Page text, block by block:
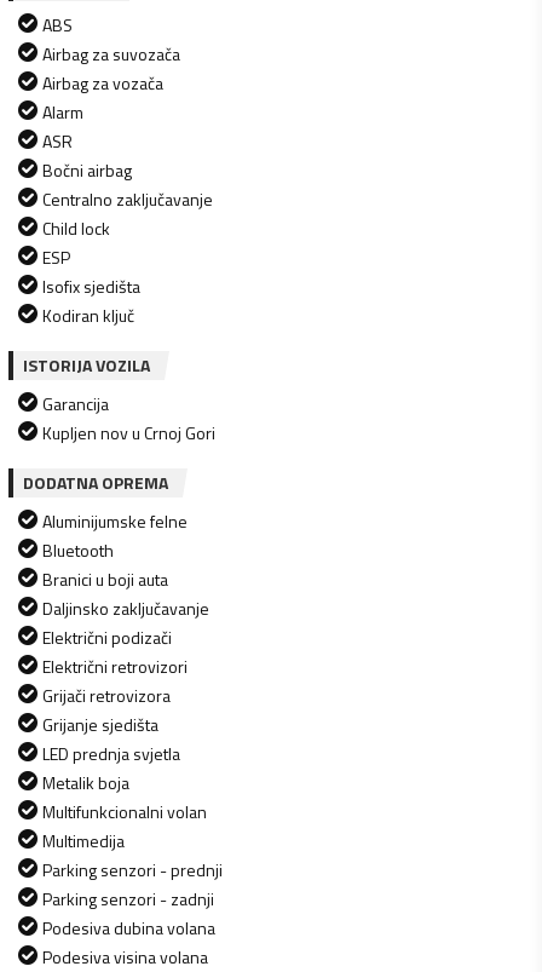
ABS
Airbag za suvozača
Airbag za vozača
Alarm
ASR
Bočni airbag
Centralno zaključavanje
Child lock
ESP
Isofix sjedišta
Kodiran ključ
ISTORIJA VOZILA
Garancija
Kupljen nov u Crnoj Gori
DODATNA OPREMA
Aluminijumske felne
Bluetooth
Branici u boji auta
Daljinsko zaključavanje
Električni podizači
Električni retrovizori
Grijači retrovizora
Grijanje sjedišta
LED prednja svjetla
Metalik boja
Multifunkcionalni volan
Multimedija
Parking senzori - prednji
Parking senzori - zadnji
Podesiva dubina volana
Podesiva visina volana